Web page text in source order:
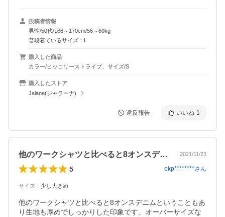
投稿者情報
男性/50代/166～170cm/56～60kg
普段着ているサイズ：L
購入した商品
カラー/ヒッコリーストライプ、サイズ/S
購入したストア
Jalana(ジャラーナ)
違反報告 いいね 1
他のワークシャツと比べると8オンスデニ… 2021/11/23
5 okp********さん
サイズ ： 少し大きめ
他のワークシャツと比べると8オンスデニムということもあ
り生地も厚めでしっかりした印象です。オーバーサイズな